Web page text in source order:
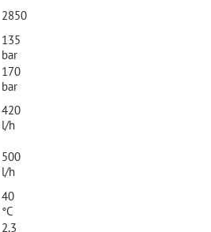
2850
135
bar
170
bar
420
l/h
500
l/h
40
°C
2,3